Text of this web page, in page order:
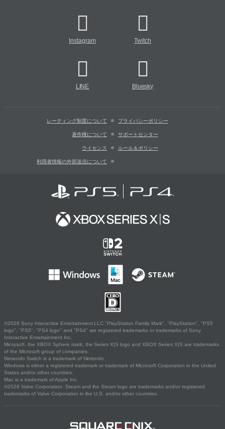
Instagram Twitch
LINE Bluesky
レーティング制度について プライバシーポリシー
著作権について サポートセンター
ライセンス ルール＆ポリシー
利用者情報の外部送信について
©2026 Sony Interactive Entertainment LLC."PlayStation Family Mark", "PlayStation", "PS5
logo", "PS5", "PS4 logo" and "PS4" are registered trademarks or trademarks of Sony
Interactive Entertainment Inc.
Microsoft, the XBOX Sphere mark, the Series X|S logo and XBOX Series X|S are trademarks
of the Microsoft group of companies.
Nintendo Switch is a trademark of Nintendo.
Windows is either a registered trademark or trademark of Microsoft Corporation in the United
States and/or other countries.
Mac is a trademark of Apple Inc.
©2026 Valve Corporation. Steam and the Steam logo are trademarks and/or registered
trademarks of Valve Corporation in the U.S. and/or other countries.